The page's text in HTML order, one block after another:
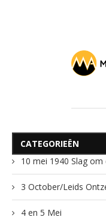
CATEGORIEËN
10 mei 1940 Slag om
3 October/Leids
4 en 5 Mei